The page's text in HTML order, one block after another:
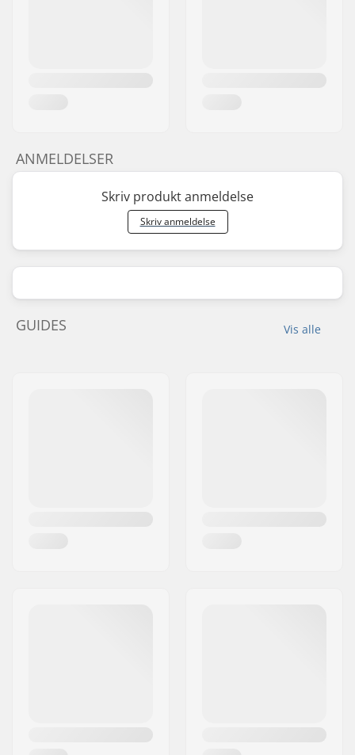
ANMELDELSER
Skriv produkt anmeldelse
Skriv anmeldelse
Vis alle
GUIDES